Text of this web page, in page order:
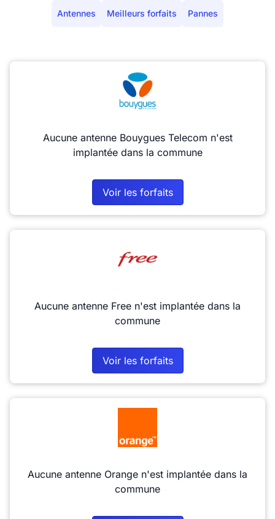
Antennes Meilleurs forfaits Pannes
Aucune antenne Bouygues Telecom n'est
implantée dans la commune
Voir les forfaits
Aucune antenne Free n'est implantée dans la
commune
Voir les forfaits
Aucune antenne Orange n'est implantée dans la
commune